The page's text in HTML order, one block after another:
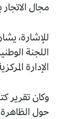
مجال
اللجنة
الإدارة
حول الظاهرة